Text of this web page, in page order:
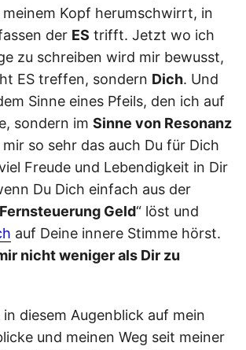
Kopf herumschwirrt, in
der ES trifft. Jetzt wo ich
zu schreiben wird mir bewusst,
ES treffen, sondern Dich. Und
Sinne eines Pfeils, den ich auf
sondern im Sinne von Resonanz
so sehr das auch Du für Dich
Freude und Lebendigkeit in Dir
Du Dich einfach aus der
Fernsteuerung Geld“ löst und
auf Deine innere Stimme hörst.
nicht weniger als Dir zu
diesem Augenblick auf mein
und meinen Weg seit meiner